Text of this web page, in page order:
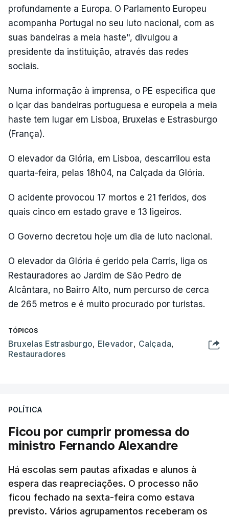
profundamente a Europa. O Parlamento Europeu
acompanha Portugal no seu luto nacional, com as
suas bandeiras a meia haste", divulgou a
presidente da instituição, através das redes
sociais.
Numa informação à imprensa, o PE especifica que
o içar das bandeiras portuguesa e europeia a meia
haste tem lugar em Lisboa, Bruxelas e Estrasburgo
(França).
O elevador da Glória, em Lisboa, descarrilou esta
quarta-feira, pelas 18h04, na Calçada da Glória.
O acidente provocou 17 mortos e 21 feridos, dos
quais cinco em estado grave e 13 ligeiros.
O Governo decretou hoje um dia de luto nacional.
O elevador da Glória é gerido pela Carris, liga os
Restauradores ao Jardim de São Pedro de
Alcântara, no Bairro Alto, num percurso de cerca
de 265 metros e é muito procurado por turistas.
TÓPICOS
Bruxelas Estrasburgo, Elevador, Calçada,
Restauradores
POLÍTICA
Ficou por cumprir promessa do
ministro Fernando Alexandre
Há escolas sem pautas afixadas e alunos à
espera das reapreciações. O processo não
ficou fechado na sexta-feira como estava
previsto. Vários agrupamentos receberam os